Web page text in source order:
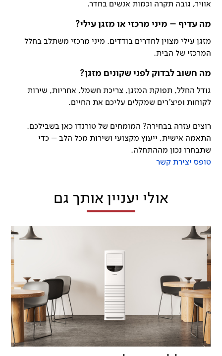
אוויר, גובה תקרה וכמות אנשים בחדר.
מה עדיף – מיני מרכזי או מזגן עילי?
מזגן עילי מצוין לחדרים בודדים. מיני מרכזי משתלב בחלל
המרכזי של הבית.
מה חשוב לבדוק לפני שקונים מזגן?
גודל החלל, תפוקת המזגן, צריכת חשמל, אחריות, שירות
לקוחות ופיצ'רים שמקלים עליכם את החיים.
רוצים עזרה בבחירה? המומחים של טורנדו כאן בשבילכם.
התאמה אישית, ייעוץ מקצועי ושירות מכל הלב – כדי
שתבחרו נכון מההתחלה.
טופס יצירת קשר
אולי יעניין אותך גם